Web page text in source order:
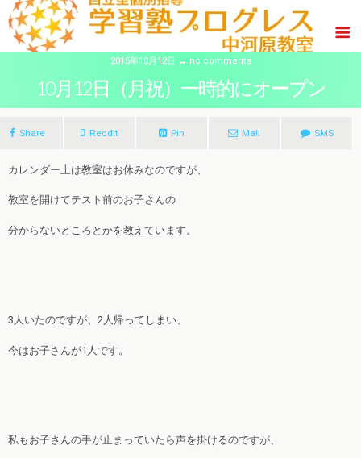
2015年10月12日 ↔ no comments
10月12日（月祝）一時的にオープン
Share Reddit Pin Mail SMS
カレンダー上は教室はお休みなのですが、
教室を開けてテスト前のお子さんの
分からないところとかを教えています。
3人いたのですが、2人帰ってしまい、
今はお子さんが1人です。
私もお子さんの手が止まっていたら声を掛けるのですが、